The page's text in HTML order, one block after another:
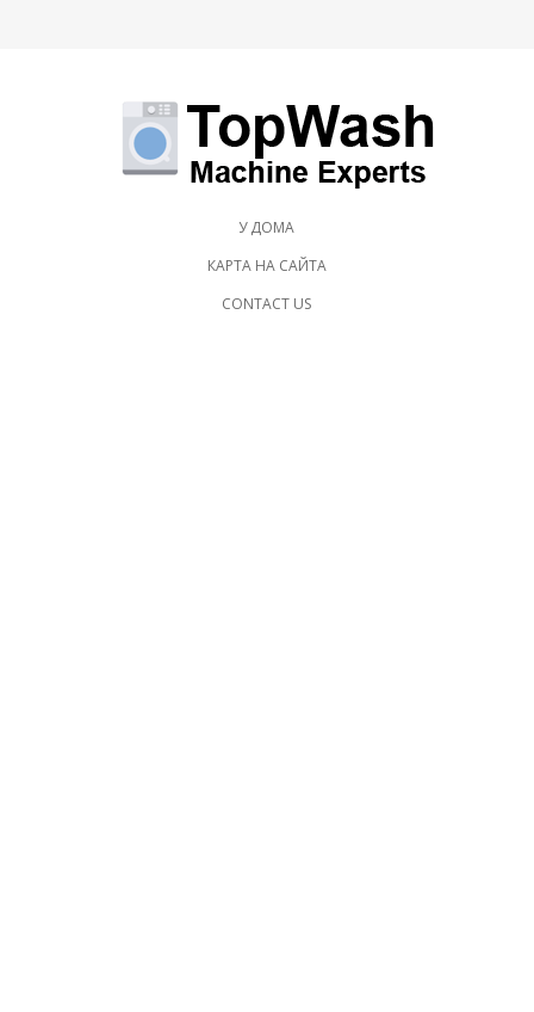
У ДОМА
КАРТА НА САЙТА
CONTACT US